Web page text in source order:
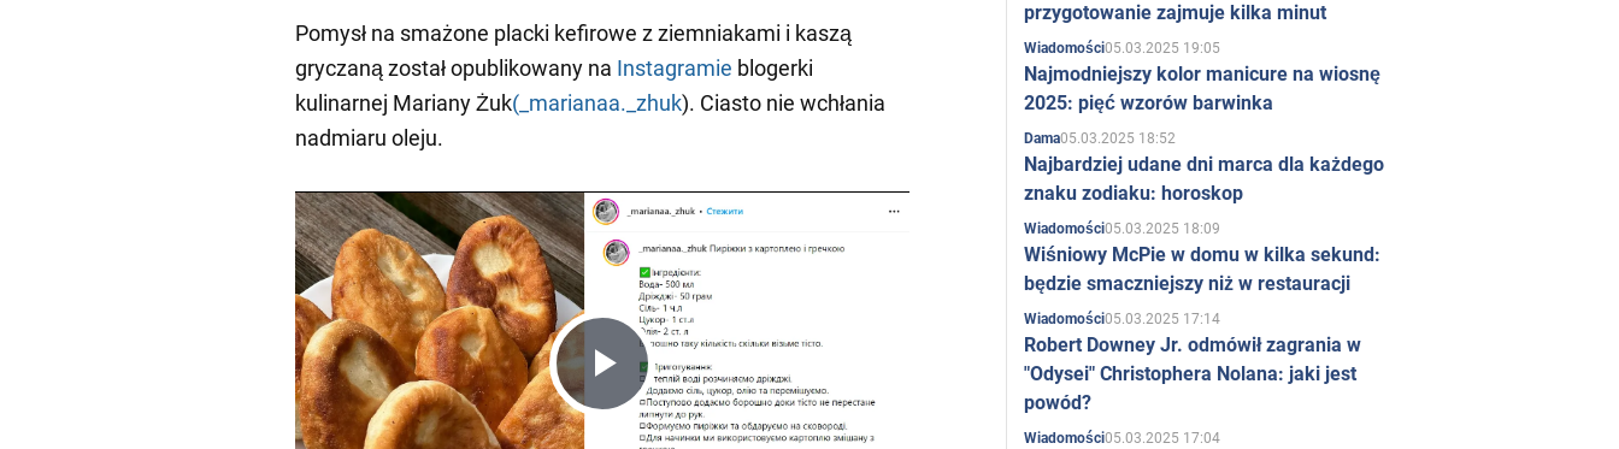
Pomysł na smażone placki kefirowe z ziemniakami i kaszą
gryczaną został opublikowany na Instagramie blogerki
kulinarnej Mariany Żuk(_marianaa._zhuk). Ciasto nie wchłania
nadmiaru oleju.
Play
przygotowanie zajmuje kilka minut
Wiadomości05.03.2025 19:05
Najmodniejszy kolor manicure na wiosnę
2025: pięć wzorów barwinka
Dama05.03.2025 18:52
Najbardziej udane dni marca dla każdego
znaku zodiaku: horoskop
Wiadomości05.03.2025 18:09
Wiśniowy McPie w domu w kilka sekund:
będzie smaczniejszy niż w restauracji
Wiadomości05.03.2025 17:14
Robert Downey Jr. odmówił zagrania w
"Odysei" Christophera Nolana: jaki jest
powód?
Wiadomości05.03.2025 17:04